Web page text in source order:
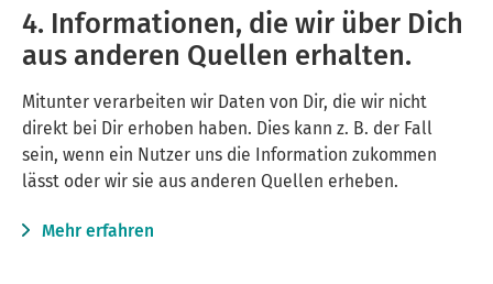
4. Informationen, die wir über Dich
aus anderen Quellen erhalten.
Mitunter verarbeiten wir Daten von Dir, die wir nicht
direkt bei Dir erhoben haben. Dies kann z. B. der Fall
sein, wenn ein Nutzer uns die Information zukommen
lässt oder wir sie aus anderen Quellen erheben.
Mehr erfahren